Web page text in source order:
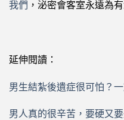
我們 ，泌密會客室永遠為
延伸閱讀：
男生結紮後遺症很可怕？
男⼈真的很辛苦，要硬⼜要